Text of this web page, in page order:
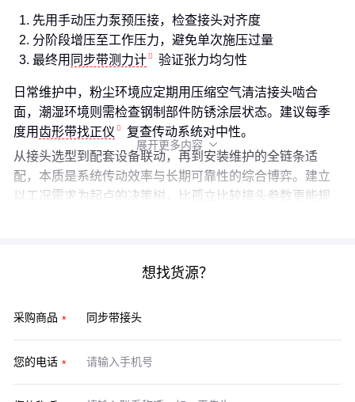
先用手动压力泵预压接，检查接头对齐度
分阶段增压至工作压力，避免单次施压过量
最终用 同步带测力计 验证张力均匀性
日常维护中，粉尘环境应定期用压缩空气清洁接头啮合
面，潮湿环境则需检查钢制部件防锈涂层状态。建议每季
度用 齿形带找正仪
复查传动系统对中性。
从接头选型到配套设备联动，再到安装维护的全链条适
配，本质是系统传动效率与长期可靠性的综合博弈。建立
以工况需求为起点的决策树，比孤立比较接头参数更能规
展开更多内容 
想找货源？
采购商品
您的电话